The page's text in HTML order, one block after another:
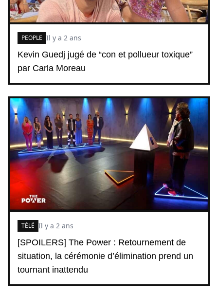
Kevin Guedj jugé de “con et pollueur toxique”
par Carla Moreau
PEOPLE Il y a 2 ans
[SPOILERS] The Power : Retournement de
situation, la cérémonie d’élimination prend un
tournant inattendu
TÉLÉ Il y a 2 ans